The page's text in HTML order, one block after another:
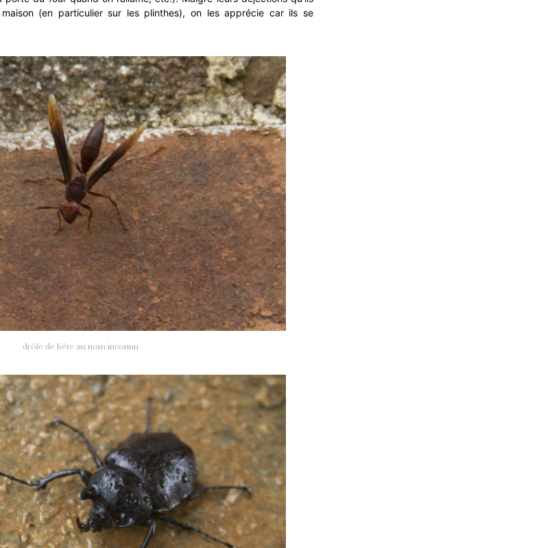
(en particulier sur les plinthes), on les apprécie car ils se
drôle de bête au nom inconnu